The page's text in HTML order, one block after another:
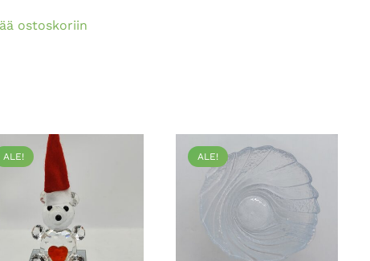
ostoskoriin
ALE! ALE!